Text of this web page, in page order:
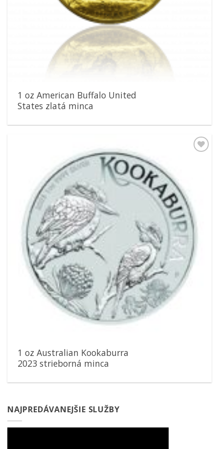
1 oz American Buffalo United
States zlatá minca
1 oz Australian Kookaburra
2023 strieborná minca
NAJPREDÁVANEJŠIE SLUŽBY